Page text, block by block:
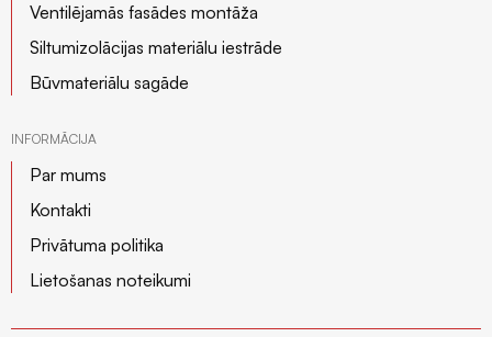
Ventilējamās fasādes montāža
Siltumizolācijas materiālu iestrāde
Būvmateriālu sagāde
INFORMĀCIJA
Par mums
Kontakti
Privātuma politika
Lietošanas noteikumi